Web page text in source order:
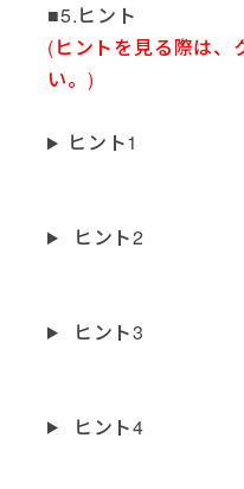
■5.ヒント
(ヒントを見る際は、
い。)
ヒント1
ヒント2
ヒント3
ヒント4